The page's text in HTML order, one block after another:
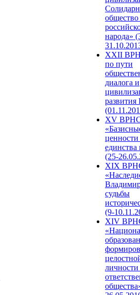
народа»
XXII
по пути
диалога и
развития
XV
единства
(25-
XIX
судьбы
(9-
XIV